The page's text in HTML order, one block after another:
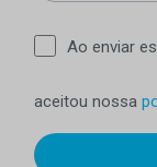
Ao enviar
aceitou nossa